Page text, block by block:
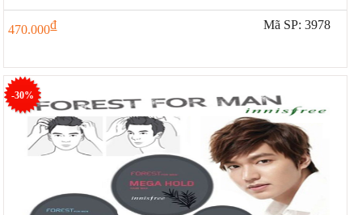
470.000đ Mã SP: 3978
-30%